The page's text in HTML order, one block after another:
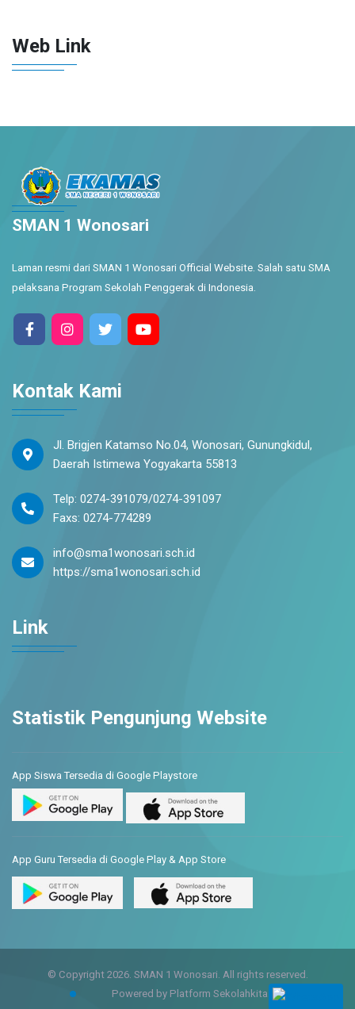
Web Link
SMAN 1 Wonosari
Laman resmi dari SMAN 1 Wonosari Official Website. Salah satu SMA
pelaksana Program Sekolah Penggerak di Indonesia.
Kontak Kami
Jl. Brigjen Katamso No.04, Wonosari, Gunungkidul,
Daerah Istimewa Yogyakarta 55813
Telp: 0274-391079/0274-391097
Faxs: 0274-774289
info@sma1wonosari.sch.id
https://sma1wonosari.sch.id
Link
Statistik Pengunjung Website
App Siswa Tersedia di Google Playstore
App Guru Tersedia di Google Play & App Store
© Copyright 2026. SMAN 1 Wonosari. All rights reserved.
Powered by Platform Sekolahkita.net